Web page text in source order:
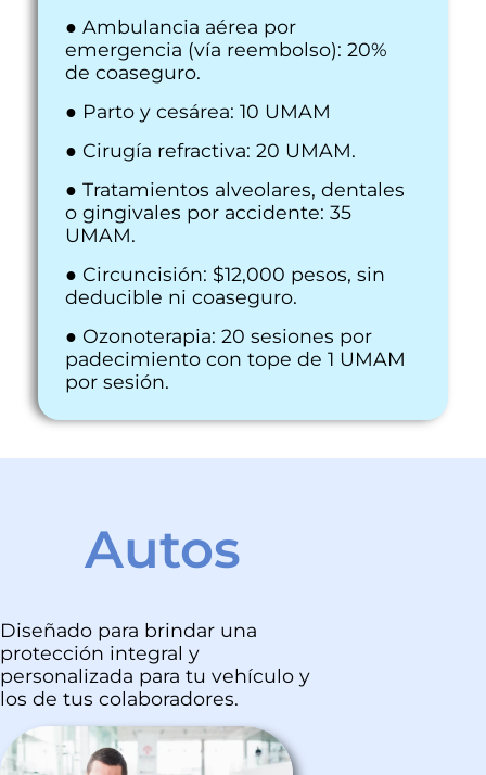
● Ambulancia aérea por
emergencia (vía reembolso): 20%
de coaseguro.
● Parto y cesárea: 10 UMAM
● Cirugía refractiva: 20 UMAM.
● Tratamientos alveolares, dentales
o gingivales por accidente: 35
UMAM.
● Circuncisión: $12,000 pesos, sin
deducible ni coaseguro.
● Ozonoterapia: 20 sesiones por
padecimiento con tope de 1 UMAM
por sesión.
Autos
Diseñado para brindar una
protección integral y
personalizada para tu vehículo y
los de tus colaboradores.